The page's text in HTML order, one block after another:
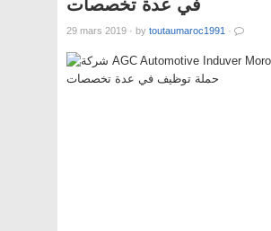
في عدة تخصصات
29 mars 2019 · by toutaumaroc1991 ·